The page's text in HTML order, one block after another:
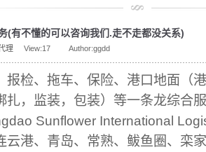
(有不懂的可以咨询我们.走不走都没关系)
理 View:17 Author:ggdd
检、拖车、保险、港口地面（
扎，监装，包装）等一条龙综合
Sunflower International
云港、青岛、常熟、鲅鱼圈、栾